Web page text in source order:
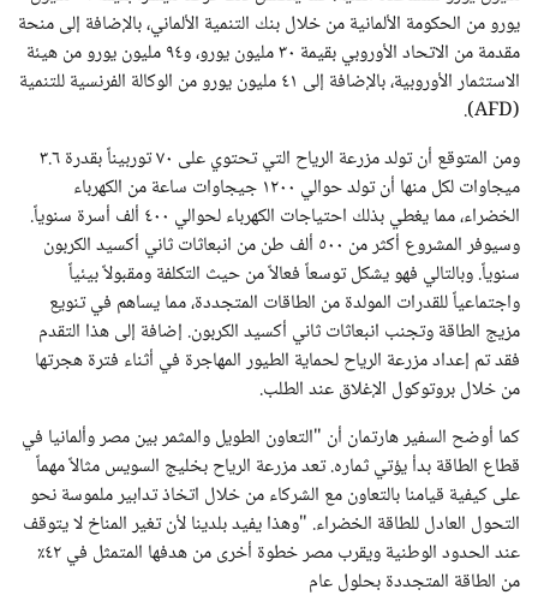
يورو من الحكومة الألمانية من خلال بنك التنمية الألماني، بالإضافة إلى منحة
مقدمة من الاتحاد الأوروبي بقيمة ٣٠ مليون يورو، و٩٤ مليون يورو من هيئة
الاستثمار الأوروبية، بالإضافة إلى ٤١ مليون يورو من الوكالة الفرنسية للتنمية
(AFD).
ومن المتوقع أن تولد مزرعة الرياح التي تحتوي على ٧٠ توربيناً بقدرة ٣.٦
ميجاوات لكل منها أن تولد حوالي ١٢٠٠ جيجاوات ساعة من الكهرباء
الخضراء، مما يغطي بذلك احتياجات الكهرباء لحوالي ٤٠٠ ألف أسرة سنوياً.
وسيوفر المشروع أكثر من ٥٠٠ ألف طن من انبعاثات ثاني أكسيد الكربون
سنوياً. وبالتالي فهو يشكل توسعاً فعالاً من حيث التكلفة ومقبولاً بيئياً
واجتماعياً للقدرات المولدة من الطاقات المتجددة، مما يساهم في تنويع
مزيج الطاقة وتجنب انبعاثات ثاني أكسيد الكربون. إضافة إلى هذا التقدم
فقد تم إعداد مزرعة الرياح لحماية الطيور المهاجرة في أثناء فترة هجرتها
من خلال بروتوكول الإغلاق عند الطلب.
كما أوضح السفير هارتمان أن "التعاون الطويل والمثمر بين مصر وألمانيا في
قطاع الطاقة بدأ يؤتي ثماره. تعد مزرعة الرياح بخليج السويس مثالاً مهماً
على كيفية قيامنا بالتعاون مع الشركاء من خلال اتخاذ تدابير ملموسة نحو
التحول العادل للطاقة الخضراء. "وهذا يفيد بلدينا لأن تغير المناخ لا يتوقف
عند الحدود الوطنية ويقرب مصر خطوة أخرى من هدفها المتمثل في ٤٢٪
من الطاقة المتجددة بحلول عام